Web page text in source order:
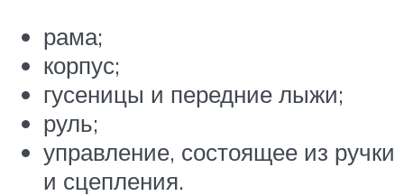
рама;
корпус;
гусеницы и передние лыжи;
руль;
управление, состоящее из ручки
и сцепления.